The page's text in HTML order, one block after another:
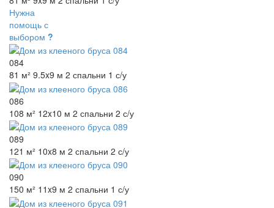
Нужна
помощь с
выбором ?
084
81 м² 9.5x9 м 2 спальни 1 с/у
086
108 м² 12x10 м 2 спальни 2 с/у
089
121 м² 10x8 м 2 спальни 2 с/у
090
150 м² 11x9 м 2 спальни 1 с/у